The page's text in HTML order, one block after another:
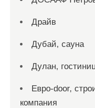
Драйв
Дубай, сауна
Дулан,
Евро-door,
компания